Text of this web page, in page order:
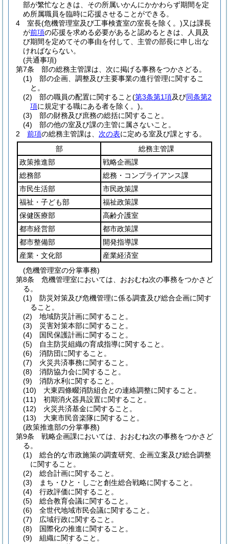
部が繁忙なときは、その所属いかんにかかわらず期間を定
め所属職員を臨時に応援させることができる。
4
室長(危機管理室及び工事検査室の室長を除く。)又は課長
が前項の応援を求める必要があると認めるときは、人員及
び期間を定めてその事由を付して、主管の部長に申し出な
ければならない。
(共通事項)
第7条
部の総務主管課は、次に掲げる事務をつかさどる。
(1)
部の企画、調整及び主要事業の進行管理に関するこ
と。
(2)
部の職員の配置に関すること(第3条第1項及び同条第2
項に規定する職にある者を除く。)。
(3)
部の財務及び庶務の総括に関すること。
(4)
部の他の室及び課の主管に属さないこと。
2
前項の総務主管課は、 次の表に定める室及び課とする。
部
総務主管課
政策推進部
戦略企画課
総務部
総務・コンプライアンス課
市民生活部
市民政策課
福祉・子ども部
福祉政策課
保健医療部
高齢介護室
都市経営部
都市政策課
都市整備部
開発指導課
産業・文化部
産業経済室
(危機管理室の分掌事務)
第8条
危機管理室においては、おおむね次の事務をつかさど
る。
(1)
防災対策及び危機管理に係る調査及び総合企画に関す
ること。
(2)
地域防災計画に関すること。
(3)
災害対策本部に関すること。
(4)
国民保護計画に関すること。
(5)
自主防災組織の育成指導に関すること。
(6)
消防団に関すること。
(7)
火災共済事務に関すること。
(8)
消防協力会に関すること。
(9)
消防水利に関すること。
(10)
大東四條畷消防組合との連絡調整に関すること。
(11)
初期消火器具設置に関すること。
(12)
火災共済基金に関すること。
(13)
大東市民音楽隊に関すること。
(政策推進部の分掌事務)
第9条
戦略企画課においては、おおむね次の事務をつかさど
る。
(1)
総合的な市政施策の調査研究、企画立案及び総合調整
に関すること。
(2)
総合計画に関すること。
(3)
まち・ひと・しごと創生総合戦略に関すること。
(4)
行政評価に関すること。
(5)
総合教育会議に関すること。
(6)
全世代地域市民会議に関すること。
(7)
広域行政に関すること。
(8)
国際化の推進に関すること。
(9)
組織に関すること。